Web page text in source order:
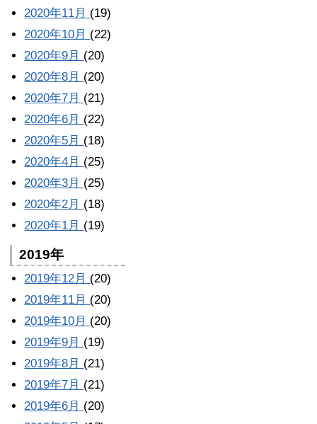
2020年11月 (19)
2020年10月 (22)
2020年9月 (20)
2020年8月 (20)
2020年7月 (21)
2020年6月 (22)
2020年5月 (18)
2020年4月 (25)
2020年3月 (25)
2020年2月 (18)
2020年1月 (19)
2019年
2019年12月 (20)
2019年11月 (20)
2019年10月 (20)
2019年9月 (19)
2019年8月 (21)
2019年7月 (21)
2019年6月 (20)